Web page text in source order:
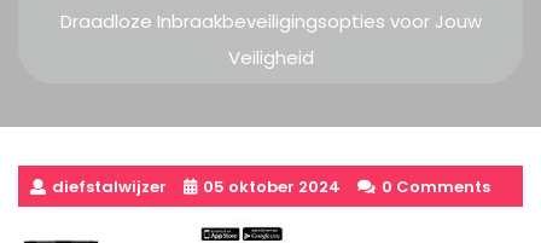
Draadloze Inbraakbeveiligingsopties voor Jouw
Veiligheid
diefstalwijzer 05 oktober 2024 0 Comments